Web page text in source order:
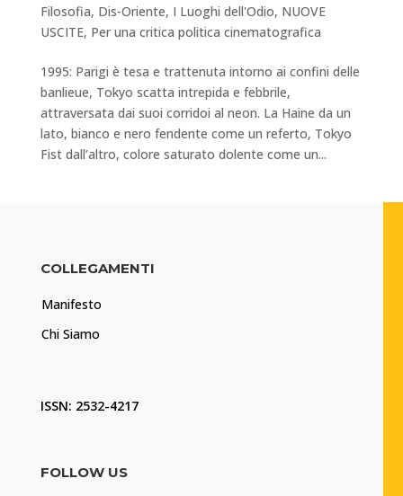
Filosofia, Dis-Oriente, I Luoghi dell'Odio, NUOVE
USCITE, Per una critica politica cinematografica
1995: Parigi è tesa e trattenuta intorno ai confini delle
banlieue, Tokyo scatta intrepida e febbrile,
attraversata dai suoi corridoi al neon. La Haine da un
lato, bianco e nero fendente come un referto, Tokyo
Fist dall’altro, colore saturato dolente come un...
COLLEGAMENTI
Manifesto
Chi Siamo
ISSN: 2532-4217
FOLLOW US